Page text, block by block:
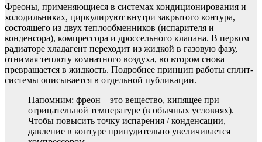
Фреоны, применяющиеся в системах кондиционирования и
холодильниках, циркулируют внутри закрытого контура,
состоящего из двух теплообменников (испарителя и
конденсора), компрессора и дроссельного клапана. В первом
радиаторе хладагент переходит из жидкой в газовую фазу,
отнимая теплоту комнатного воздуха, во втором снова
превращается в жидкость. Подробнее принцип работы сплит-
системы описывается в отдельной публикации.
Напомним: фреон – это вещество, кипящее при
отрицательной температуре (в обычных условиях).
Чтобы повысить точку испарения / конденсации,
давление в контуре принудительно увеличивается